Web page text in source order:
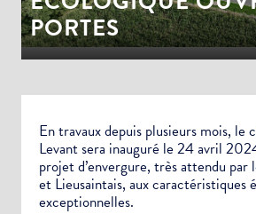
PORTES
En travaux depuis plusieurs mois, le
Levant sera inauguré le 24 avril
projet d’envergure, très attendu par
et Lieusaintais, aux caractéristiques
exceptionnelles.